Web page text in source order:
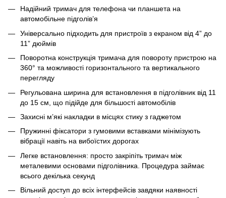
Надійний тримач для телефона чи планшета на
автомобільне підголів’я
Універсально підходить для пристроїв з екраном від 4” до
11” дюймів
Поворотна конструкція тримача для повороту пристрою на
360° та можливості горизонтального та вертикального
перегляду
Регульована ширина для встановлення в підголівник від 11
до 15 см, що підійде для більшості автомобілів
Захисні м’які накладки в місцях стику з гаджетом
Пружинні фіксатори з гумовими вставками мінімізують
вібрації навіть на вибоїстих дорогах
Легке встановлення: просто закріпіть тримач між
металевими основами підголівника. Процедура займає
всього декілька секунд
Вільний доступ до всіх інтерфейсів завдяки наявності